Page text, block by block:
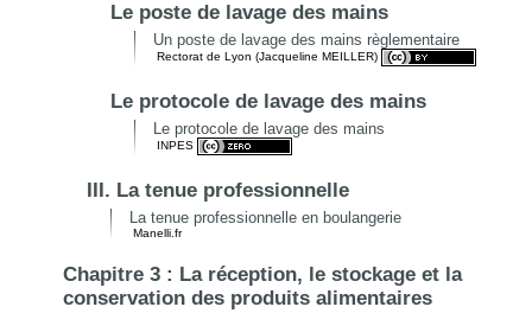
Le poste de lavage des mains
Un poste de lavage des mains règlementaire
Rectorat de Lyon (Jacqueline MEILLER)
Le protocole de lavage des mains
Le protocole de lavage des mains
INPES
III. La tenue professionnelle
La tenue professionnelle en boulangerie
Manelli.fr
Chapitre 3 : La réception, le stockage et la
conservation des produits alimentaires